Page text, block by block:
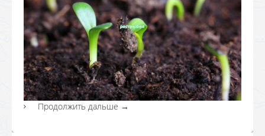
Продолжить дальше →